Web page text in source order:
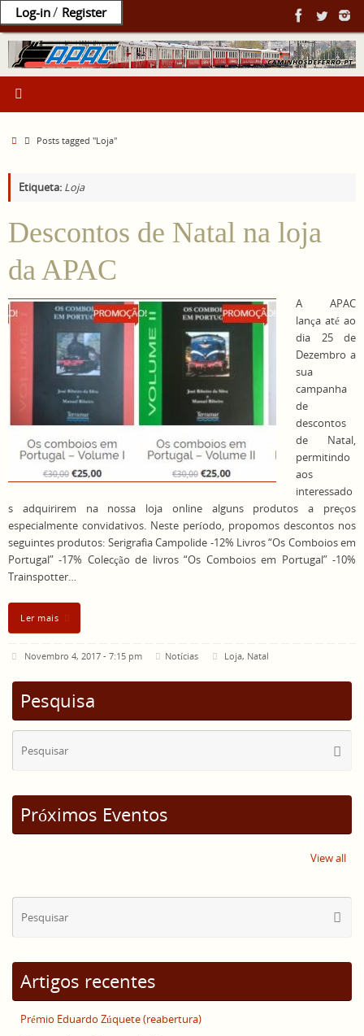
Log-in/ Register
para
conteúdo
HomePosts tagged "Loja"
Etiqueta: Loja
Descontos de Natal na loja
da APAC
A APAC
lança até ao
dia 25 de
Dezembro a
sua
campanha
de
descontos
de Natal,
permitindo
aos
interessado
s adquirirem na nossa loja online alguns produtos a preços
especialmente convidativos. Neste período, propomos descontos nos
seguintes produtos: Serigrafia Campolide -12% Livros “Os Comboios em
Portugal” -17% Colecção de livros “Os Comboios em Portugal” -10%
Trainspotter…
Ler mais
Novembro 4, 2017 - 7:15 pm Notícias Loja, Natal
Pesquisa
Próximos Eventos
View all
Artigos recentes
Prémio Eduardo Zúquete (reabertura)